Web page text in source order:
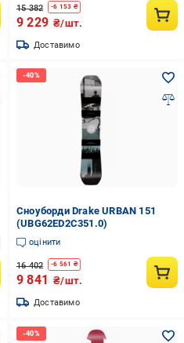
15 382 -6 153 ₴
9 229 ₴/шт.
Доставимо
Сноуборди Drake URBAN 151
(UBG62ED2C351.0)
оцінити
16 402 -6 561 ₴
9 841 ₴/шт.
Доставимо